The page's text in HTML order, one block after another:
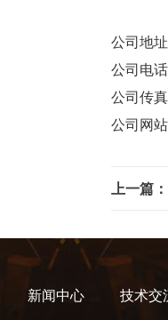
公司地
公司电
公司传
公司网
上一篇：
新闻中心 技术交